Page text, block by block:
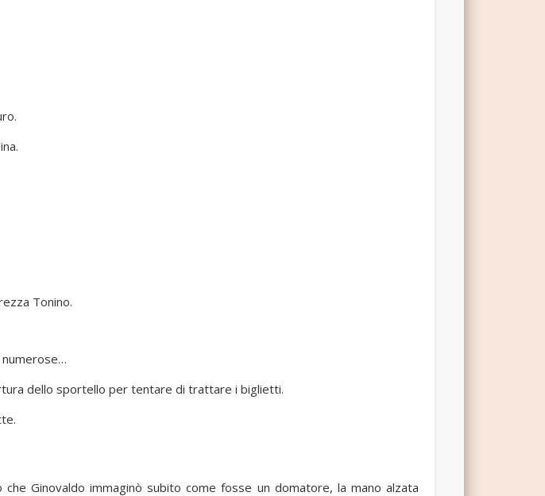
Tonino.
numerose…
dello sportello per tentare di trattare i biglietti.
Ginovaldo immaginò subito come fosse un domatore, la mano alzata